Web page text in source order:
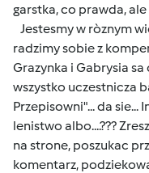
garstka, co prawda, ale
Jestesmy w ròznym
radzimy sobie z
Grazynka i Gabrysia
wszystko uczestnicza
Przepisowni"... da sie...
lenistwo albo....???
na strone, poszukac
komentarz,